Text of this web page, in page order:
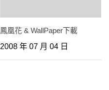
鳳凰花 & WallPaper下載
2008 年 07 月 04 日